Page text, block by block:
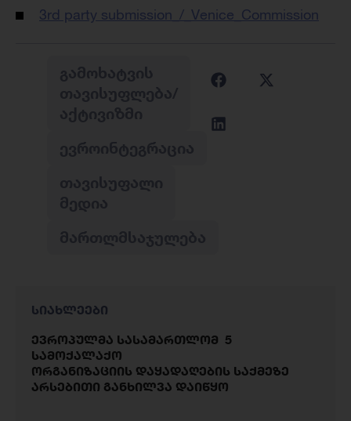
3rd party submission_/_Venice_Commission
სიახლეები
ევროპულმა სასამართლომ 5
სამოქალაქო
ორგანიზაციის დაყადაღების საქმეზე
არსებითი განხილვა დაიწყო